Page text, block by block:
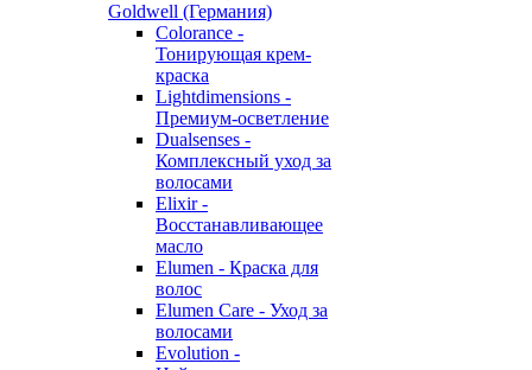
Goldwell (Германия)
Colorance -
Тонирующая крем-
краска
Lightdimensions -
Премиум-осветление
Dualsenses -
Комплексный уход за
волосами
Elixir -
Восстанавливающее
масло
Elumen - Краска для
волос
Elumen Care - Уход за
волосами
Evolution -